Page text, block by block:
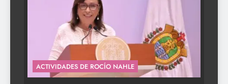
ACTIVIDADES DE ROCÍO NAHLE